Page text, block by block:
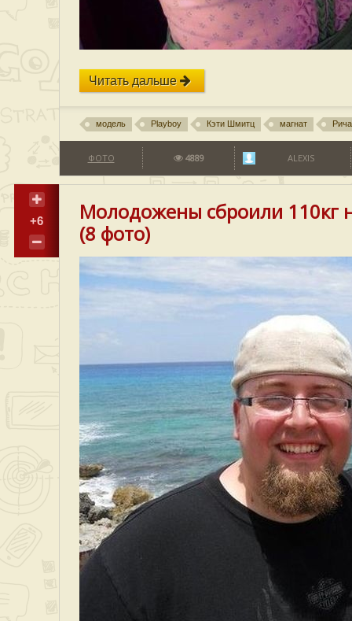
Читать дальше
модель Playboy Кэти Шмитц магнат
ФОТО 4889 ALEXIS
+6
Молодожены сброили 110кг
(8 фото)